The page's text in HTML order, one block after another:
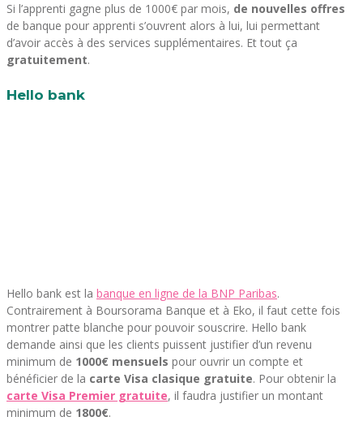
Si l’apprenti gagne plus de 1000€ par mois, de nouvelles offres
de banque pour apprenti s’ouvrent alors à lui, lui permettant
d’avoir accès à des services supplémentaires. Et tout ça
gratuitement.
Hello bank
Hello bank est la banque en ligne de la BNP Paribas.
Contrairement à Boursorama Banque et à Eko, il faut cette fois
montrer patte blanche pour pouvoir souscrire. Hello bank
demande ainsi que les clients puissent justifier d’un revenu
minimum de 1000€ mensuels pour ouvrir un compte et
bénéficier de la carte Visa clasique gratuite. Pour obtenir la
carte Visa Premier gratuite, il faudra justifier un montant
minimum de 1800€.